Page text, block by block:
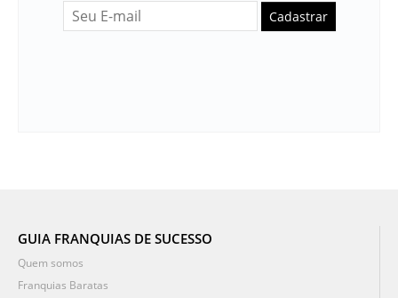
Cadastrar
GUIA FRANQUIAS DE SUCESSO
Quem somos
Franquias Baratas